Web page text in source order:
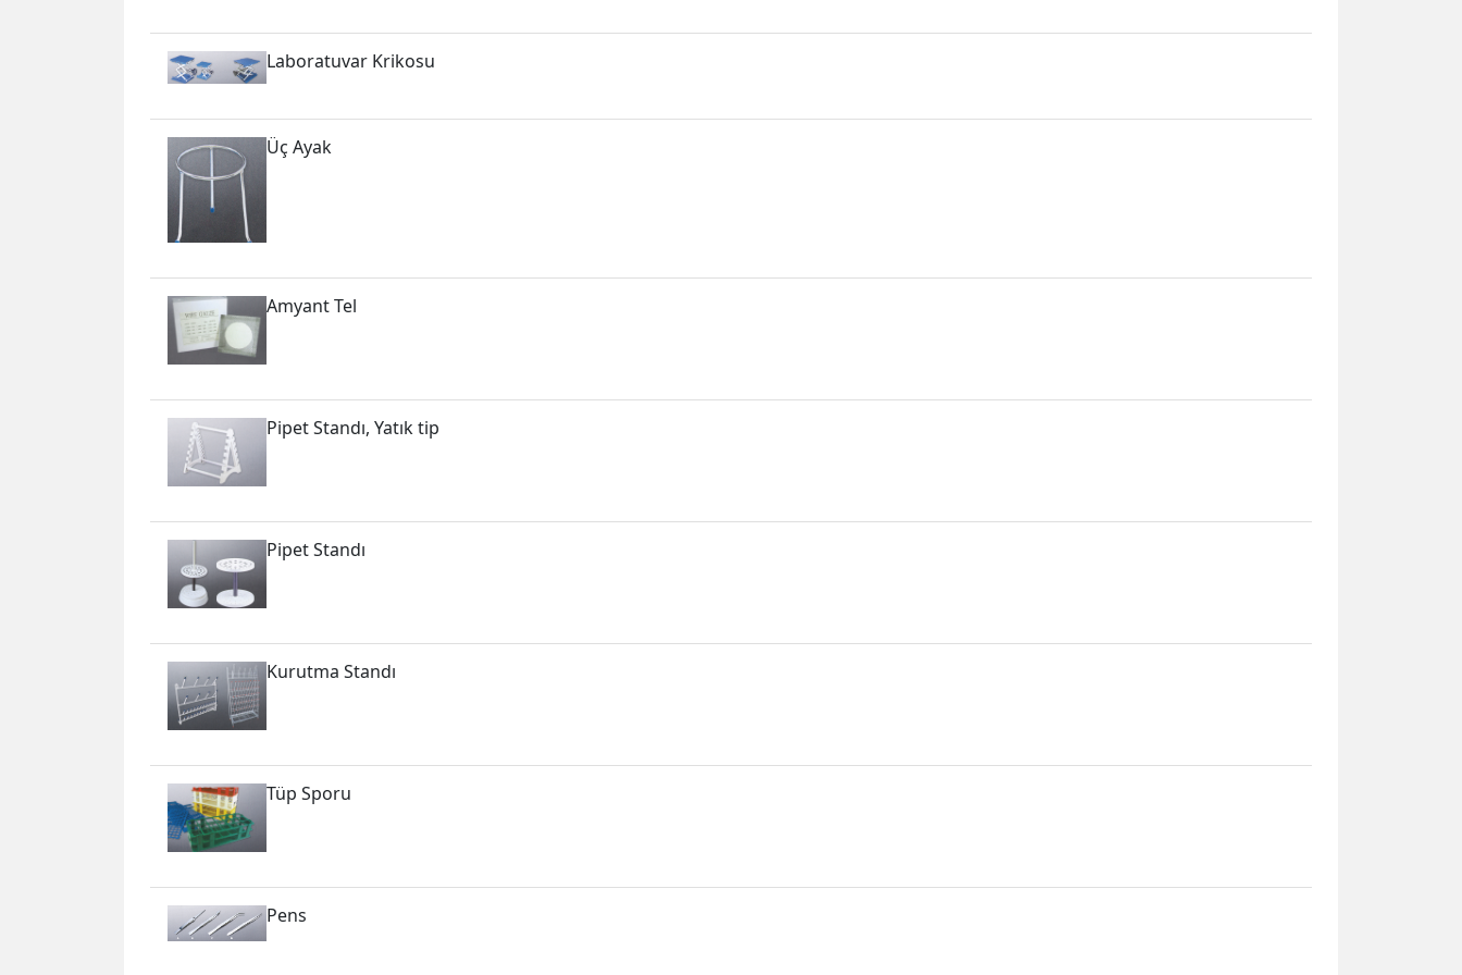
Laboratuvar Krikosu
Üç Ayak
Amyant Tel
Pipet Standı, Yatık tip
Pipet Standı
Kurutma Standı
Tüp Sporu
Pens